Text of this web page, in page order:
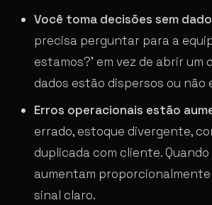
Você toma decisões sem
precisa perguntar para a
estamos?’ em vez de abrir um
dados estão dispersos ou não
Erros operacionais estão
errado, estoque divergente,
duplicada com cliente.
aumentam proporcionalmente
sinal claro.